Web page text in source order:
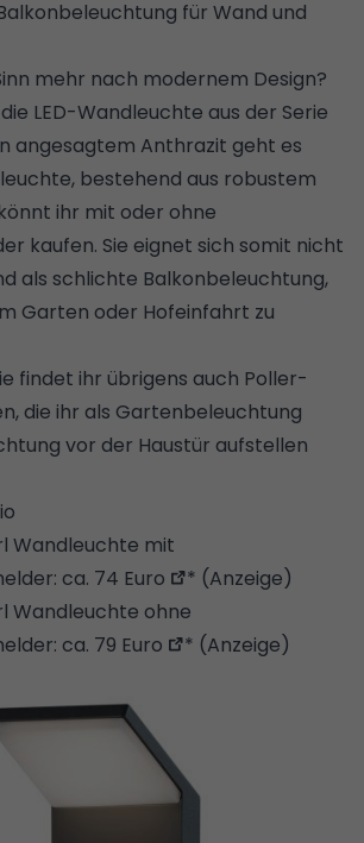
für Wand und
mehr nach modernem Design?
LED-Wandleuchte aus der Serie
angesagtem Anthrazit geht es
bestehend aus robustem
ihr mit oder ohne
kaufen. Sie eignet sich somit nicht
als schlichte Balkonbeleuchtung,
Garten oder Hofeinfahrt zu
findet ihr übrigens auch Poller-
die ihr als Gartenbeleuchtung
vor der Haustür aufstellen
Wandleuchte mit
ca. 74 Euro
* (Anzeige)
Wandleuchte ohne
ca. 79 Euro * (Anzeige)